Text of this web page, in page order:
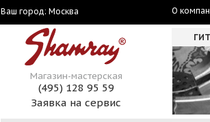
Ваш город: Москва О
Магазин-мастерская
(495) 128 95 59
Заявка на сервис